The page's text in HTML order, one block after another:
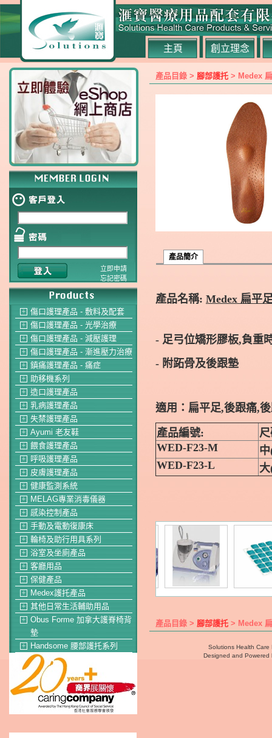
主頁 創立理念
立即申請
忘記密碼
＋ 傷口護理產品 - 敷料及配套
＋ 傷口護理產品 - 光學治療
＋ 傷口護理產品 - 減壓護理
＋ 傷口護理產品 - 漸進壓力治療
＋ 鎮痛護理產品 - 痛症
＋ 助移機系列
＋ 造口護理產品
＋ 乳病護理產品
＋ 失禁護理產品
＋ Ayumi 老友鞋
＋ 餵食護理產品
＋ 呼吸護理產品
＋ 皮膚護理產品
＋ 健康監測系統
＋ MELAG專業消毒儀器
＋ 感染控制產品
＋ 手動及電動復康床
＋ 輪椅及助行用具系列
＋ 浴室及坐廁產品
＋ 客廳用品
＋ 保健產品
＋ Medex護托產品
＋ 其他日常生活輔助用品
＋
Obus Forme 加拿大護脊椅背
墊
＋ Handsome 腰部護托系列
產品目錄 > 腳部護托 > Medex
產品簡介
產品名稱: Medex 扁平
- 足弓位矯形膠板,負重
- 附跖骨及後跟墊
適用：扁平足,後跟痛,
產品編號:
WED-F23-M
WED-F23-L
產品目錄 > 腳部護托 > Medex
Solutions Health Care
Designed and